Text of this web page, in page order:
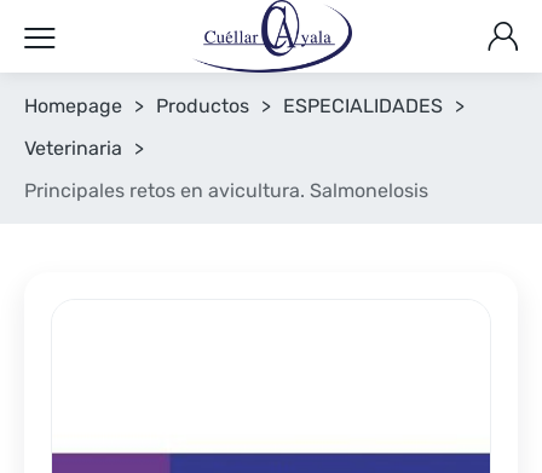
Homepage > Productos > ESPECIALIDADES >
Veterinaria
>
Principales retos en avicultura. Salmonelosis